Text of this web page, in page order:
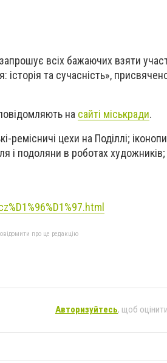
всіх бажаючих взяти
та сучасність»,
на сайті міськради.
цехи на Поділлі;
і подоляни в роботах художників;
про це редакцію
Авторизуйтесь, щоб оцінити